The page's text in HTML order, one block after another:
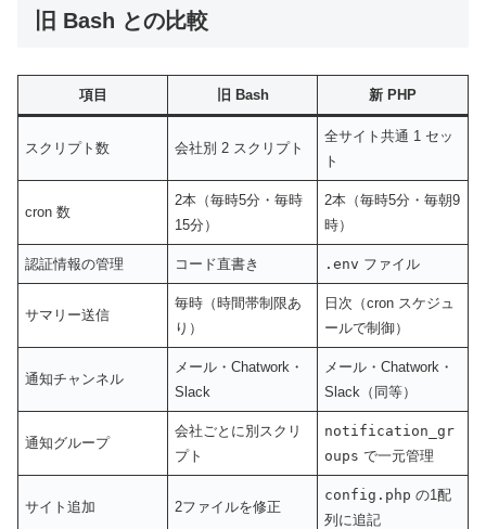
旧 Bash との比較
項目 旧 Bash 新 PHP
スクリプト数 会社別 2 スクリプト
全サイト共通 1 セッ
ト
cron 数
2本（毎時5分・毎時
15分）
2本（毎時5分・毎朝9
時）
認証情報の管理 コード直書き .env ファイル
サマリー送信
毎時（時間帯制限あ
り）
日次（cron スケジュ
ールで制御）
通知チャンネル
メール・Chatwork・
Slack
メール・Chatwork・
Slack（同等）
通知グループ
会社ごとに別スクリ
プト
notification_gr
oups で一元管理
サイト追加 2ファイルを修正
config.php の1配
列に追記